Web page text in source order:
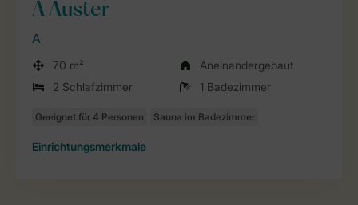
A Auster
A
70 m²
Aneinandergebaut
2 Schlafzimmer
1 Badezimmer
Einrichtungsmerkmale